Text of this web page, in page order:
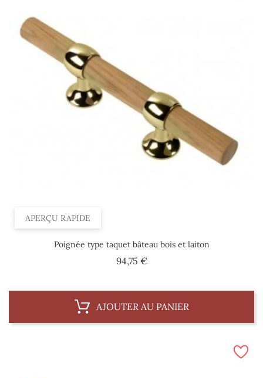
APERÇU RAPIDE
Poignée type taquet bâteau bois et laiton
94,75 €Prix
AJOUTER AU PANIER